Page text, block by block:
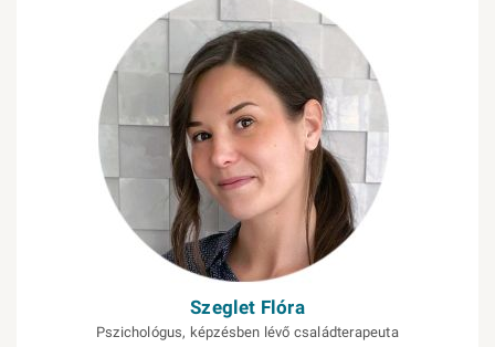
Szeglet Flóra
Pszichológus, képzésben lévő családterapeuta